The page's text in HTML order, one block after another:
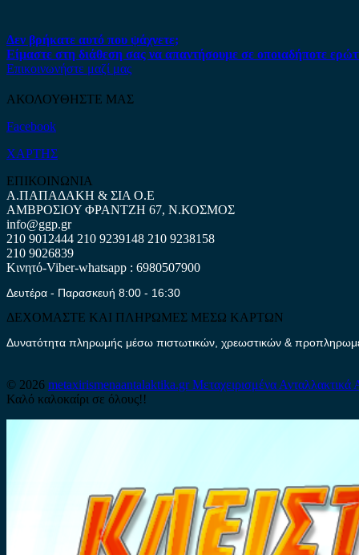
Δεν βρήκατε αυτό που ψάχνετε;
Είμαστε στη διάθεση σας να απαντήσουμε σε οποιαδήποτε
Επικοινωνήστε μαζί μας
ΑΚΟΛΟΥΘΗΣΤΕ ΜΑΣ
Facebook
ΧΑΡΤΗΣ
ΕΠΙΚΟΙΝΩΝΙΑ
Α.ΠΑΠΑΔΑΚΗ & ΣΙΑ Ο.Ε
ΑΜΒΡΟΣΙΟΥ ΦΡΑΝΤΖΗ 67, Ν.ΚΟΣΜΟΣ
info@ggp.gr
210 9012444 210 9239148 210 9238158
210 9026839
Κινητό-Viber-whatsapp : 6980507900
Δευτέρα - Παρασκευή 8:00 - 16:30
ΔΕΧΟΜΑΣΤΕ ΚΑΙ ΠΛΗΡΩΜΕΣ ΜΕΣΩ ΚΑΡΤΩΝ
Δυνατότητα πληρωμής μέσω πιστωτικών, χρεωστικών &
© 2026 metaxirismenaantalaktika.grΜεταχειρισμένα Ανταλλακτικά
Καλό καλοκαίρι σε όλους!!